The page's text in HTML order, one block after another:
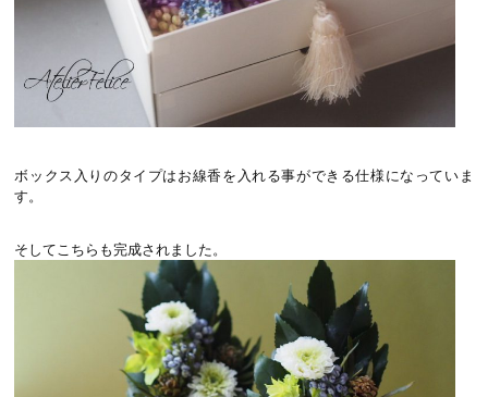
ボックス入りのタイプはお線香を入れる事ができる仕様になっていま
す。
そしてこちらも完成されました。